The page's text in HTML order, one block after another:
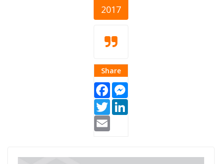
2017
Share
Facebook
Twitter